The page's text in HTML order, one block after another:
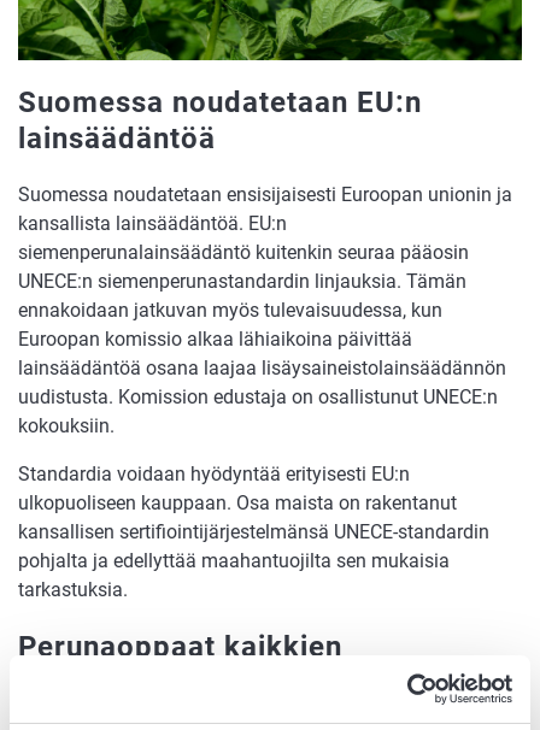
Suomessa noudatetaan EU:n
lainsäädäntöä
Suomessa noudatetaan ensisijaisesti Euroopan unionin ja
kansallista lainsäädäntöä. EU:n
siemenperunalainsäädäntö kuitenkin seuraa pääosin
UNECE:n siemenperunastandardin linjauksia. Tämän
ennakoidaan jatkuvan myös tulevaisuudessa, kun
Euroopan komissio alkaa lähiaikoina päivittää
lainsäädäntöä osana laajaa lisäysaineistolainsäädännön
uudistusta. Komission edustaja on osallistunut UNECE:n
kokouksiin.
Standardia voidaan hyödyntää erityisesti EU:n
ulkopuoliseen kauppaan. Osa maista on rakentanut
kansallisen sertifiointijärjestelmänsä UNECE-standardin
pohjalta ja edellyttää maahantuojilta sen mukaisia
tarkastuksia.
Perunaoppaat kaikkien